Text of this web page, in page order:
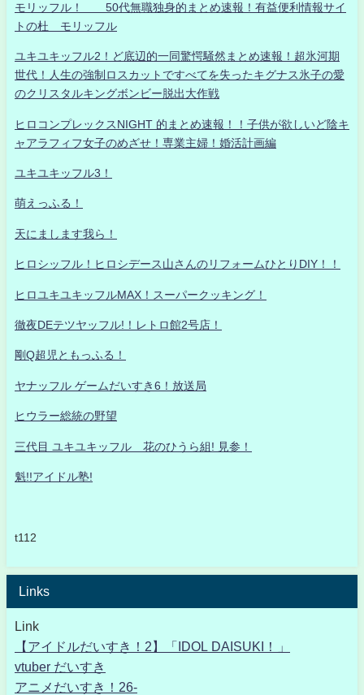
モリッフル！ 50代無職独身的まとめ速報！有益便利情報サイ
トの杜 モリッフル
ユキユキッフル2！ど底辺的一同驚愕騒然まとめ速報！超氷河期
世代！人生の強制ロスカットですべてを失ったキグナス氷子の愛
のクリスタルキングボンビー脱出大作戦
ヒロコンプレックスNIGHT 的まとめ速報！！子供が欲しいど陰キ
ャアラフィフ女子のめざせ！専業主婦！婚活計画編
ユキユキッフル3！
萌えっふる！
天にまします我ら！
ヒロシッフル！ヒロシデース山さんのリフォームひとりDIY！！
ヒロユキユキッフルMAX！スーパークッキング！
徹夜DEテツヤッフル!！レトロ館2号店！
剛Q超児ともっふる！
ヤナッフル ゲームだいすき6！放送局
ヒウラー総統の野望
三代目 ユキユキッフル 花のひうら組! 見参！
魁!!アイドル塾!
t112
Links
Link
【アイドルだいすき！2】「IDOL DAISUKI！」
vtuber だいすき
アニメだいすき！26-